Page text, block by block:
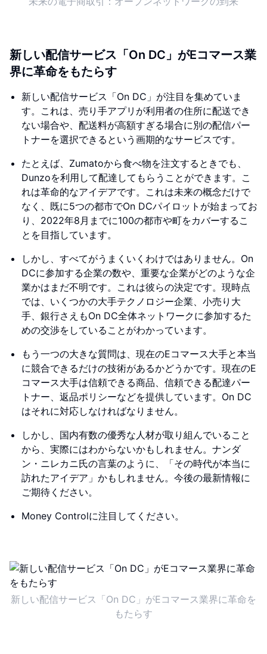
新しい配信サービス「On DC」がEコマース業
界に革命をもたらす
新しい配信サービス「On DC」が注目を集めていま
す。これは、売り手アプリが利用者の住所に配送でき
ない場合や、配送料が高額すぎる場合に別の配信パー
トナーを選択できるという画期的なサービスです。
たとえば、Zumatoから食べ物を注文するときでも、
Dunzoを利用して配達してもらうことができます。こ
れは革命的なアイデアです。これは未来の概念だけで
なく、既に5つの都市でOn DCパイロットが始まってお
り、2022年8月までに100の都市や町をカバーするこ
とを目指しています。
しかし、すべてがうまくいくわけではありません。On
DCに参加する企業の数や、重要な企業がどのような企
業かはまだ不明です。これは彼らの決定です。現時点
では、いくつかの大手テクノロジー企業、小売り大
手、銀行さえもOn DC全体ネットワークに参加するた
めの交渉をしていることがわかっています。
もう一つの大きな質問は、現在のEコマース大手と本当
に競合できるだけの技術があるかどうかです。現在のE
コマース大手は信頼できる商品、信頼できる配達パー
トナー、返品ポリシーなどを提供しています。On DC
はそれに対応しなければなりません。
しかし、国内有数の優秀な人材が取り組んでいること
から、実際にはわからないかもしれません。ナンダ
ン・ニレカニ氏の言葉のように、「その時代が本当に
訪れたアイデア」かもしれません。今後の最新情報に
ご期待ください。
Money Controlに注目してください。
新しい配信サービス「On DC」がEコマース業界に革命を
もたらす